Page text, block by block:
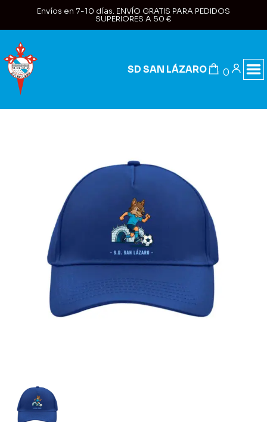
Envíos en 7-10 días. ENVÍO GRATIS PARA PEDIDOS
SUPERIORES A 50 €
SD SAN LÁZARO 0